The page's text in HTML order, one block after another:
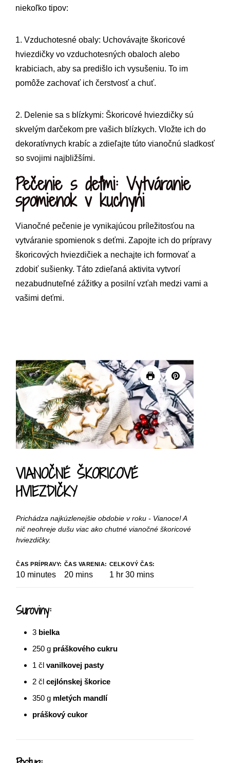
niekoľko tipov:
1. Vzduchotesné obaly: Uchovávajte škoricové
hviezdičky vo vzduchotesných obaloch alebo
krabiciach, aby sa predišlo ich vysušeniu. To im
pomôže zachovať ich čerstvosť a chuť.
2. Delenie sa s blízkymi: Škoricové hviezdičky sú
skvelým darčekom pre vašich blízkych. Vložte ich do
dekoratívnych krabíc a zdieľajte túto vianočnú sladkosť
so svojimi najbližšími.
Pečenie s deťmi: Vytváranie
spomienok v kuchyni
Vianočné pečenie je vynikajúcou príležitosťou na
vytváranie spomienok s deťmi. Zapojte ich do prípravy
škoricových hviezdičiek a nechajte ich formovať a
zdobiť sušienky. Táto zdieľaná aktivita vytvorí
nezabudnuteľné zážitky a posilní vzťah medzi vami a
vašimi deťmi.
VIANOČNÉ ŠKORICOVÉ
HVIEZDIČKY
Prichádza najkúzlenejšie obdobie v roku - Vianoce! A
nič neohreje dušu viac ako chutné vianočné škoricové
hviezdičky.
ČAS PRÍPRAVY:
10 minutes
ČAS VARENIA:
20 mins
CELKOVÝ ČAS:
1 hr 30 mins
Suroviny:
3 bielka
250 g práškového cukru
1 čl vanilkovej pasty
2 čl cejlónskej škorice
350 g mletých mandlí
práškový cukor